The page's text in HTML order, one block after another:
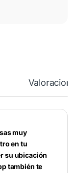
muy
en tu
su ubicación
también te